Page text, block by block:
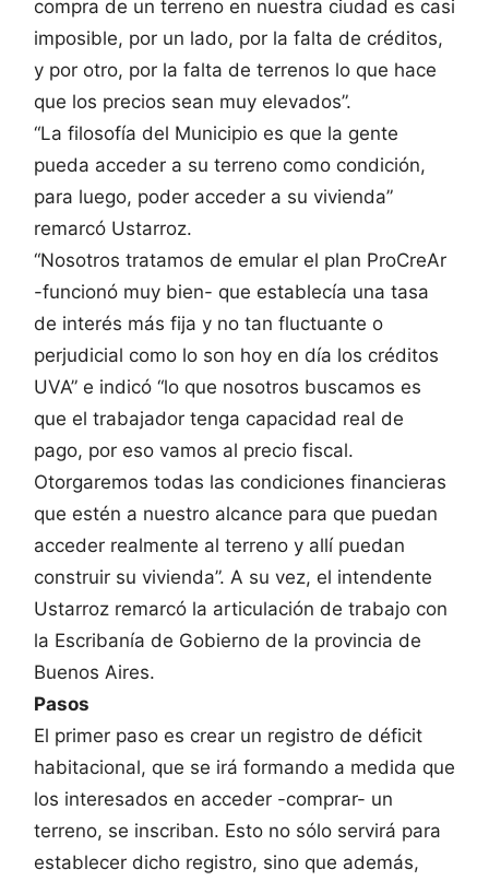
compra de un terreno en nuestra ciudad es casi
imposible, por un lado, por la falta de créditos,
y por otro, por la falta de terrenos lo que hace
que los precios sean muy elevados”.
“La filosofía del Municipio es que la gente
pueda acceder a su terreno como condición,
para luego, poder acceder a su vivienda”
remarcó Ustarroz.
“Nosotros tratamos de emular el plan ProCreAr
-funcionó muy bien- que establecía una tasa
de interés más fija y no tan fluctuante o
perjudicial como lo son hoy en día los créditos
UVA” e indicó “lo que nosotros buscamos es
que el trabajador tenga capacidad real de
pago, por eso vamos al precio fiscal.
Otorgaremos todas las condiciones financieras
que estén a nuestro alcance para que puedan
acceder realmente al terreno y allí puedan
construir su vivienda”. A su vez, el intendente
Ustarroz remarcó la articulación de trabajo con
la Escribanía de Gobierno de la provincia de
Buenos Aires.
Pasos
El primer paso es crear un registro de déficit
habitacional, que se irá formando a medida que
los interesados en acceder -comprar- un
terreno, se inscriban. Esto no sólo servirá para
establecer dicho registro, sino que además,